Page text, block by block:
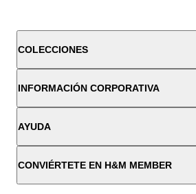
COLECCIONES
INFORMACIÓN CORPORATIVA
AYUDA
CONVIÉRTETE EN H&M MEMBER